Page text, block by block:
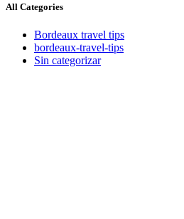
All Categories
Bordeaux travel tips
bordeaux-travel-tips
Sin categorizar